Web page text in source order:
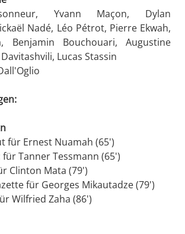
Yvann Maçon, Dylan
Nadé, Léo Pétrot, Pierre Ekwah,
Benjamin Bouchouari, Augustine
Lucas Stassin
für Ernest Nuamah (65')
Tanner Tessmann (65')
Clinton Mata (79')
für Georges Mikautadze (79')
Wilfried Zaha (86')